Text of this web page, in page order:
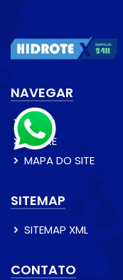
NAVEGAR
INÍCIO
SOBRE
MAPA DO SITE
SITEMAP
SITEMAP XML
CONTATO